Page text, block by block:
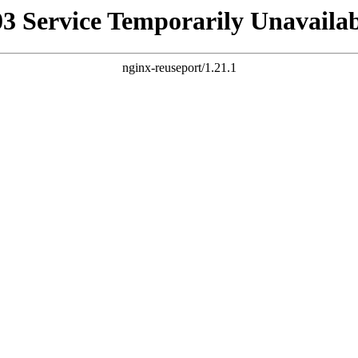
Service Temporarily
nginx-reuseport/1.21.1